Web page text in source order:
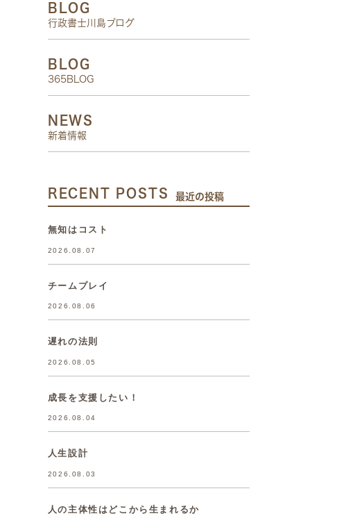
BLOG
行政書士川島ブログ
BLOG
365BLOG
NEWS
新着情報
RECENT POSTS 最近の投稿
無知はコスト
2026.08.07
チームプレイ
2026.08.06
遅れの法則
2026.08.05
成長を支援したい！
2026.08.04
人生設計
2026.08.03
人の主体性はどこから生まれるか